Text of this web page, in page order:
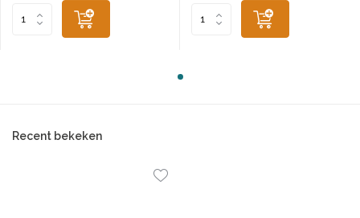
Recent bekeken